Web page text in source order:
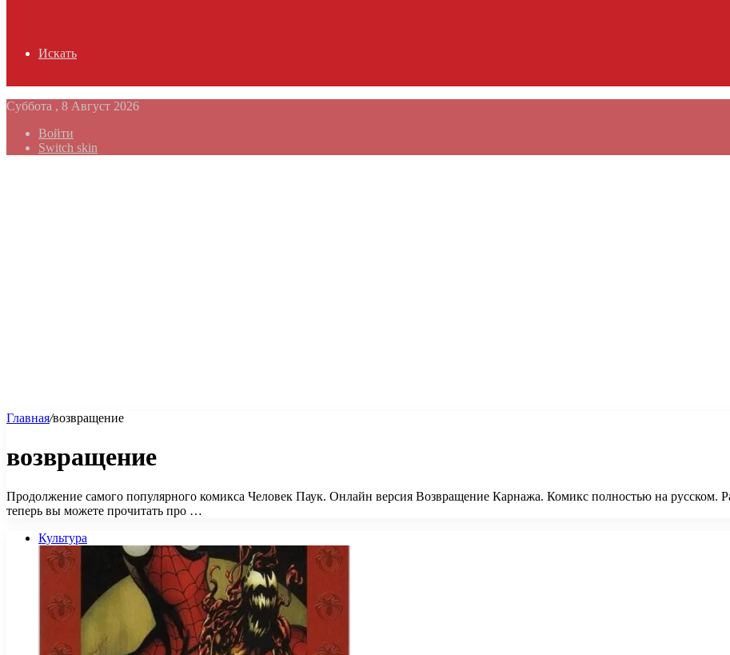
Искать
Суббота , 8 Август 2026
Войти
Switch skin
Главная/возвращение
возвращение
Продолжение самого популярного комикса Человек Паук. Онлайн версия Возвращение Карнажа. Комикс полностью на русском.
теперь вы можете прочитать про …
Культура